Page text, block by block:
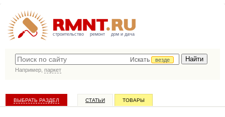
строительство ремонт дом и дача
Искать
везде
Например, паркет
ВЫБРАТЬ РАЗДЕЛ СТАТЬИ ТОВАРЫ